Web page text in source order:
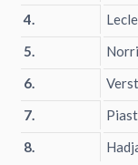
4.
5.
6.
7.
8.